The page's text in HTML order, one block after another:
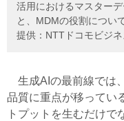
活用におけるマスター
と、MDMの役割につい
提供：NTTドコモビジ
生成AIの最前線では
品質に重点が移ってい
トプットを生むだけ